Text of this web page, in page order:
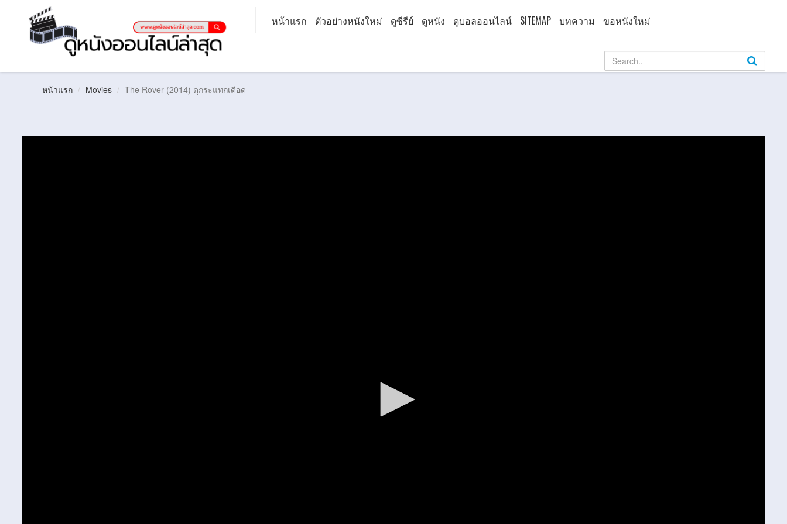
หน้าแรก ตัวอย่างหนังใหม่ ดูซีรีย์ ดูหนัง ดูบอลออนไลน์ SITEMAP บทความ ขอหนังใหม่
หน้าแรก Movies The Rover (2014) ดุกระแทกเดือด